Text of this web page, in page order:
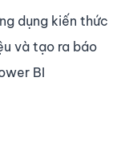
dụng kiến thức
và tạo ra báo
BI